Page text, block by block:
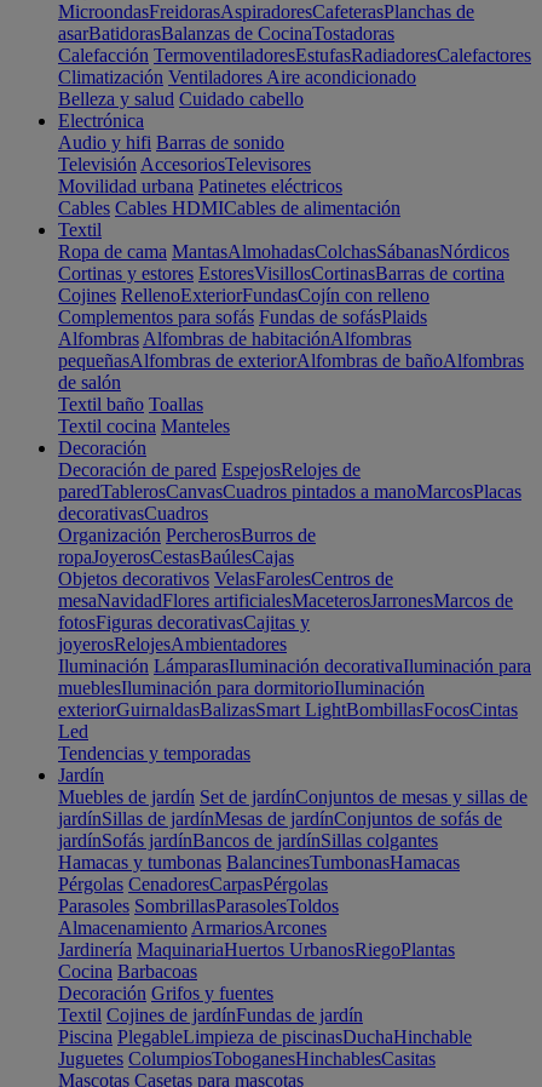
MicroondasFreidorasAspiradoresCafeterasPlanchas de
asarBatidorasBalanzas de CocinaTostadoras
Calefacción TermoventiladoresEstufasRadiadoresCalefactores
Climatización Ventiladores Aire acondicionado
Belleza y salud Cuidado cabello
Electrónica
Audio y hifi Barras de sonido
Televisión AccesoriosTelevisores
Movilidad urbana Patinetes eléctricos
Cables Cables HDMICables de alimentación
Textil
Ropa de cama MantasAlmohadasColchasSábanasNórdicos
Cortinas y estores EstoresVisillosCortinasBarras de cortina
Cojines RellenoExteriorFundasCojín con relleno
Complementos para sofás Fundas de sofásPlaids
Alfombras Alfombras de habitaciónAlfombras
pequeñasAlfombras de exteriorAlfombras de bañoAlfombras
de salón
Textil baño Toallas
Textil cocina Manteles
Decoración
Decoración de pared EspejosRelojes de
paredTablerosCanvasCuadros pintados a manoMarcosPlacas
decorativasCuadros
Organización PercherosBurros de
ropaJoyerosCestasBaúlesCajas
Objetos decorativos VelasFarolesCentros de
mesaNavidadFlores artificialesMaceterosJarronesMarcos de
fotosFiguras decorativasCajitas y
joyerosRelojesAmbientadores
Iluminación LámparasIluminación decorativaIluminación para
mueblesIluminación para dormitorioIluminación
exteriorGuirnaldasBalizasSmart LightBombillasFocosCintas
Led
Tendencias y temporadas
Jardín
Muebles de jardín Set de jardínConjuntos de mesas y sillas de
jardínSillas de jardínMesas de jardínConjuntos de sofás de
jardínSofás jardínBancos de jardínSillas colgantes
Hamacas y tumbonas BalancinesTumbonasHamacas
Pérgolas CenadoresCarpasPérgolas
Parasoles SombrillasParasolesToldos
Almacenamiento ArmariosArcones
Jardinería MaquinariaHuertos UrbanosRiegoPlantas
Cocina Barbacoas
Decoración Grifos y fuentes
Textil Cojines de jardínFundas de jardín
Piscina PlegableLimpieza de piscinasDuchaHinchable
Juguetes ColumpiosToboganesHinchablesCasitas
Mascotas Casetas para mascotas